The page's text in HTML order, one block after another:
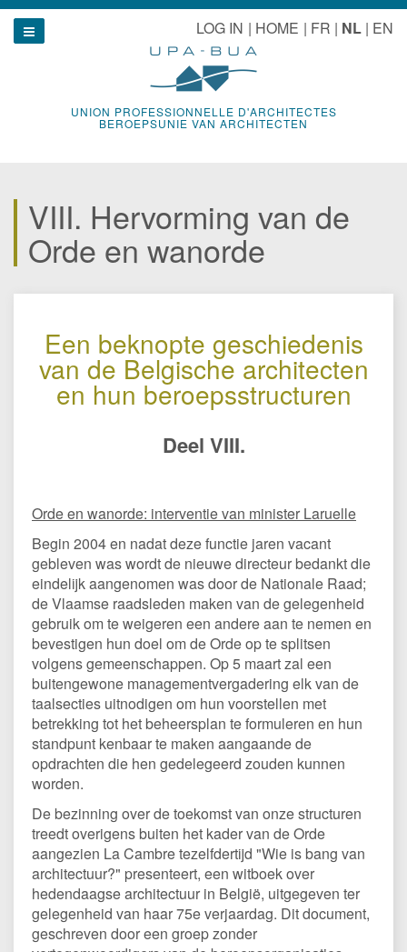
Naar
inhoud
LOG IN HOME FR NL EN
UNION PROFESSIONNELLE D'ARCHITECTES
BEROEPSUNIE VAN ARCHITECTEN
Show navigation
VIII. Hervorming van de
Orde en wanorde
Een beknopte geschiedenis
van de Belgische architecten
en hun beroepsstructuren
Deel VIII.
Orde en wanorde: interventie van minister Laruelle
Begin 2004 en nadat deze functie jaren vacant
gebleven was wordt de nieuwe directeur bedankt die
eindelijk aangenomen was door de Nationale Raad;
de Vlaamse raadsleden maken van de gelegenheid
gebruik om te weigeren een andere aan te nemen en
bevestigen hun doel om de Orde op te splitsen
volgens gemeenschappen. Op 5 maart zal een
buitengewone managementvergadering elk van de
taalsecties uitnodigen om hun voorstellen met
betrekking tot het beheersplan te formuleren en hun
standpunt kenbaar te maken aangaande de
opdrachten die hen gedelegeerd zouden kunnen
worden.
De bezinning over de toekomst van onze structuren
treedt overigens buiten het kader van de Orde
aangezien La Cambre tezelfdertijd "Wie is bang van
architectuur?" presenteert, een witboek over
hedendaagse architectuur in België, uitgegeven ter
gelegenheid van haar 75e verjaardag. Dit document,
geschreven door een groep zonder